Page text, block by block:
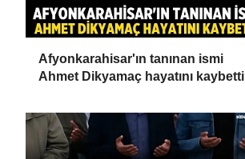
Afyonkarahisar'ın tanınan ismi
Ahmet Dikyamaç hayatını kaybetti